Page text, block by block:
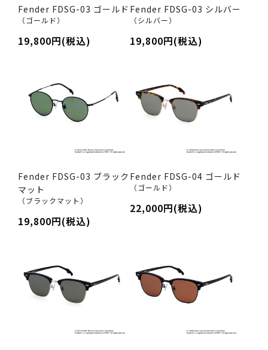
Fender FDSG-03 ゴールド
（ゴールド）
19,800円(税込)
Fender FDSG-03 シルバー
（シルバー）
19,800円(税込)
Fender FDSG-03 ブラック
マット
（ブラックマット）
19,800円(税込)
Fender FDSG-04 ゴールド
（ゴールド）
22,000円(税込)